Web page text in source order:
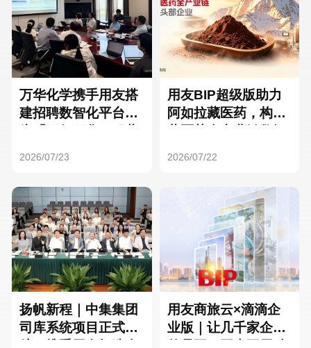
万华化学携手用友搭
建招聘数智化平台，
2026/07/23
用友BIP超级版助力
阿如拉藏医药，构建
2026/07/22
扬帆新程｜中集集团
司库系统项目正式启
用友商旅云×滴滴企
业版｜让几千家企业